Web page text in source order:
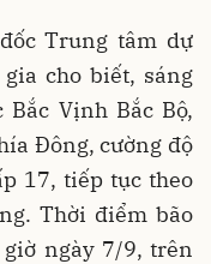
Trung tâm dự
cho biết, sáng
Vịnh Bắc Bộ,
Đông, cường độ
17, tiếp tục theo
Thời điểm bão
ngày 7/9, trên